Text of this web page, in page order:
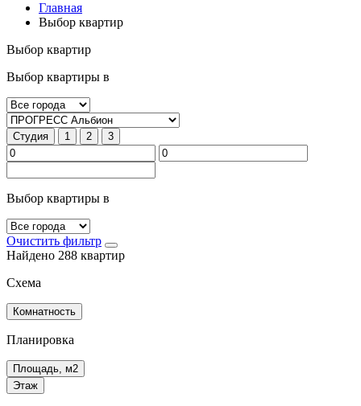
Главная
Выбор квартир
Выбор квартир
Выбор квартиры в
Студия 1 2 3
Выбор квартиры в
Очистить фильтр
Найдено 288 квартир
Схема
Комнатность
Планировка
Площадь, м2
Этаж